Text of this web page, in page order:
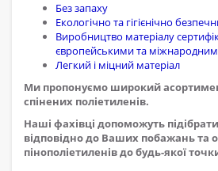
Без запаху
Екологічно та гігієнічно
Виробництво матеріалу
європейськими та
Легкий і міцний матеріал
Ми пропонуємо широкий
спінених поліетиленів.
Наші фахівці допоможуть
відповідно до Ваших побажань та
пінополіетиленів до будь-якої